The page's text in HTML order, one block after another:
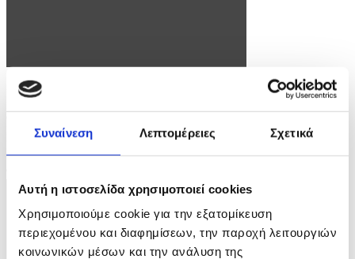
Συναίνεση Λεπτομέρειες Σχετικά
Αυτή η ιστοσελίδα χρησιμοποιεί cookies
Χρησιμοποιούμε cookie για την εξατομίκευση
περιεχομένου και διαφημίσεων, την παροχή λειτουργιών
κοινωνικών μέσων και την ανάλυση της
Φωτογραφία: ANGELO CARCONI
epa12977234 Italian Prime Minister Giorgia Meloni (R) welcomes
Indian Prime Minister Narendra Modi prior to a meeting at Villa